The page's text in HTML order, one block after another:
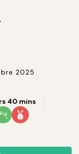
2025
40 mins